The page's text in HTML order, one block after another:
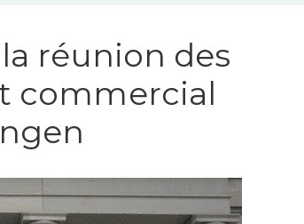
réunion des
commercial